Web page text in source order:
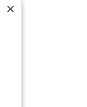
×